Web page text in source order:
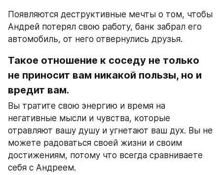
Появляются деструктивные мечты о том, чтобы
Андрей потерял свою работу, банк забрал его
автомобиль, от него отвернулись друзья.
Такое отношение к соседу не только
не приносит вам никакой пользы, но и
вредит вам.
Вы тратите свою энергию и время на
негативные мысли и чувства, которые
отравляют вашу душу и угнетают ваш дух. Вы не
можете радоваться своей жизни и своим
достижениям, потому что всегда сравниваете
себя с Андреем.